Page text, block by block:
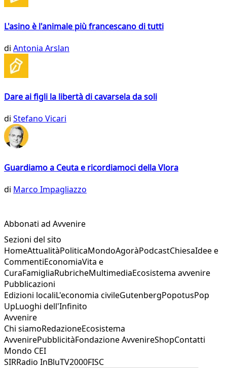
L'asino è l'animale più francescano di tutti
di Antonia Arslan
Dare ai figli la libertà di cavarsela da soli
di Stefano Vicari
Guardiamo a Ceuta e ricordiamoci della Vlora
di Marco Impagliazzo
Abbonati ad Avvenire
Sezioni del sito
HomeAttualitàPoliticaMondoAgoràPodcastChiesaIdee e
CommentiEconomiaVita e
CuraFamigliaRubricheMultimediaEcosistema avvenire
Pubblicazioni
Edizioni localiL'economia civileGutenbergPopotusPop
UpLuoghi dell'Infinito
Avvenire
Chi siamoRedazioneEcosistema
AvvenirePubblicitàFondazione AvvenireShopContatti
Mondo CEI
SIRRadio InBluTV2000FISC